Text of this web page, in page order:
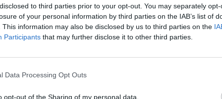
to third parties prior to your opt-out. You may separately
of your personal information by third parties on the IAB’s list of
This information may also be disclosed by us to third parties on the
Participants that may further disclose it to other third parties.
Data Processing Opt Outs
opt-out of the Sharing of my personal data.
la flamme. « Le fait que la flamme passe la dernière
d’ouverture, c’est un signal sur la place de la Seine-
Mathieu Hanotin, maire PS de Saint-Denis, auprès de
de nombreuses infrastructures et épreuves, y